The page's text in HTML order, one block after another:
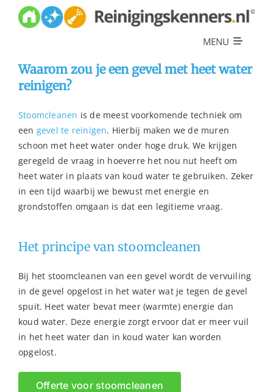
MENU
Diensten
Offerte
Waarom zou je een gevel met heet water
reinigen?
Stoomcleanen is de meest voorkomende techniek om
een gevel te reinigen. Hierbij maken we de muren
schoon met heet water onder hoge druk. We krijgen
geregeld de vraag in hoeverre het nou nut heeft om
heet water in plaats van koud water te gebruiken. Zeker
in een tijd waarbij we bewust met energie en
grondstoffen omgaan is dat een legitieme vraag.
Het principe van stoomcleanen
Bij het stoomcleanen van een gevel wordt de vervuiling
in de gevel opgelost in het water wat je tegen de gevel
spuit. Heet water bevat meer (warmte) energie dan
koud water. Deze energie zorgt ervoor dat er meer vuil
in het heet water dan in koud water kan worden
opgelost.
Offerte voor stoomcleanen